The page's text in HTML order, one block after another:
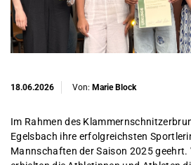
18.06.2026 Von: Marie Block
Im Rahmen des
Egelsbach ihre erfolgreichsten
Mannschaften der Saison 2025